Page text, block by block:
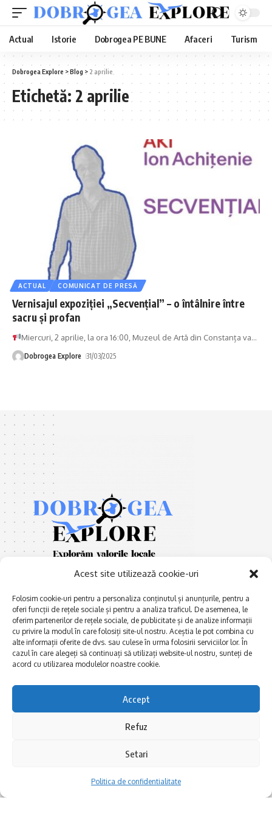
Acest site utilizează cookie-uri
Folosim cookie-uri pentru a personaliza conținutul și anunțurile, pentru a
oferi funcții de rețele sociale și pentru a analiza traficul. De asemenea, le
oferim partenerilor de rețele sociale, de publicitate și de analize informații
cu privire la modul în care folosiți site-ul nostru. Aceștia le pot combina cu
alte informații oferite de dvs. sau culese în urma folosirii serviciilor lor. În
cazul în care alegeți să continuați să utilizați website-ul nostru, sunteți de
acord cu utilizarea modulelor noastre cookie.
Accept
Refuz
Setari
Politica de confidentialitate
Actual Istorie Dobrogea PE BUNE Afaceri Turism
Dobrogea Explore >Blog > 2 aprilie
Etichetă: 2 aprilie
ACTUAL COMUNICAT DE PRESĂ
Vernisajul expoziției „Secvențial” – o întâlnire între
sacru și profan
Miercuri, 2 aprilie, la ora 16:00, Muzeul de Artă din Constanța va…
Dobrogea Explore 31/03/2025
E xplorăm Dobrogea,
Explorăm valorile locale:
Deltă, Litoral, cele mai mari
lacuri, cele mai vechi orașe,
multe etnii, CELE MAI
Afaceri și meșteșuguri
Actualitate
La Drum cu Ada